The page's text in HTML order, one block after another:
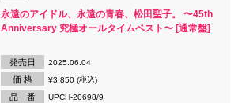
永遠のアイドル、永遠の青春、松田聖子。 〜45th
Anniversary 究極オールタイムベスト〜 [通常盤]
発売日 2025.06.04
価 格 ¥3,850 (税込)
品 番 UPCH-20698/9